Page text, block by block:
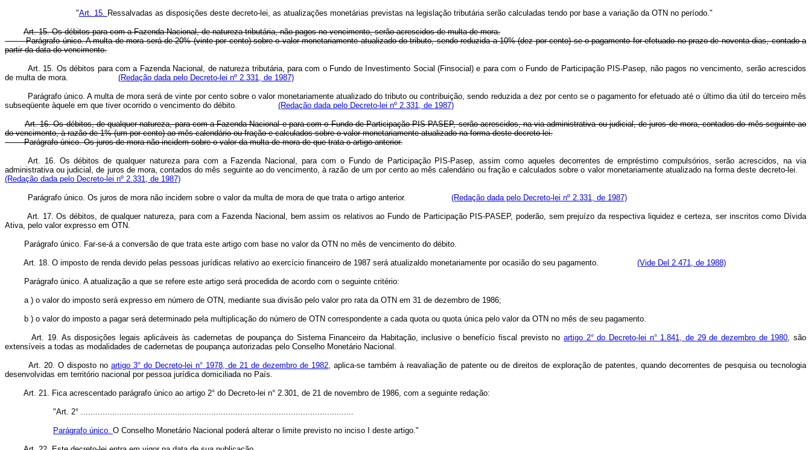
"Art. 15. Ressalvadas as disposições deste decreto-lei, as atualizações monetárias previstas na legislação tributária serão calculadas tendo por base a variação da OTN no período."
Art. 15. Os débitos para com a Fazenda Nacional, de natureza tributária, não pagos no vencimento, serão acrescidos de multa de mora.
Parágrafo único. A multa de mora será de 20% (vinte por cento) sobre o valor monetariamente atualizado do tributo, sendo reduzida a 10% (dez por cento) se o pagamento for efetuado no prazo de noventa dias, contado a
partir da data do vencimento.
Art. 15. Os débitos para com a Fazenda Nacional, de natureza tributária, para com o Fundo de Investimento Social (Finsocial) e para com o Fundo de Participação PIS-Pasep, não pagos no vencimento, serão acrescidos
de multa de mora.
(Redação dada pelo Decreto-lei nº 2.331, de 1987)
Parágrafo único. A multa de mora será de vinte por cento sobre o valor monetariamente atualizado do tributo ou contribuição, sendo reduzida a dez por cento se o pagamento for efetuado até o último dia útil do terceiro mês
subseqüente àquele em que tiver ocorrido o vencimento do débito.
(Redação dada pelo Decreto-lei nº 2.331, de 1987)
Art. 16. Os débitos, de qualquer natureza, para com a Fazenda Nacional e para com o Fundo de Participação PIS-PASEP, serão acrescidos, na via administrativa ou judicial, de juros de mora, contados do mês seguinte ao
do vencimento, à razão de 1% (um por cento) ao mês calendário ou fração e calculados sobre o valor monetariamente atualizado na forma deste decreto-lei.
Parágrafo único. Os juros de mora não incidem sobre o valor da multa de mora de que trata o artigo anterior.
Art. 16. Os débitos de qualquer natureza para com a Fazenda Nacional, para com o Fundo de Participação PIS-Pasep, assim como aqueles decorrentes de empréstimo compulsórios, serão acrescidos, na via
administrativa ou judicial, de juros de mora, contados do mês seguinte ao do vencimento, à razão de um por cento ao mês calendário ou fração e calculados sobre o valor monetariamente atualizado na forma deste decreto-lei.
(Redação dada pelo Decreto-lei nº 2.331, de 1987)
Parágrafo único. Os juros de mora não incidem sobre o valor da multa de mora de que trata o artigo anterior. (Redação dada pelo Decreto-lei nº 2.331, de 1987)
Art. 17. Os débitos, de qualquer natureza, para com a Fazenda Nacional, bem assim os relativos ao Fundo de Participação PIS-PASEP, poderão, sem prejuízo da respectiva liquidez e certeza, ser inscritos como Dívida
Ativa, pelo valor expresso em OTN.
Parágrafo único. Far-se-á a conversão de que trata este artigo com base no valor da OTN no mês de vencimento do débito.
Art. 18. O imposto de renda devido pelas pessoas jurídicas relativo ao exercício financeiro de 1987 será atualizaldo monetariamente por ocasião do seu pagamento. (Vide Del 2.471, de 1988)
Parágrafo único. A atualização a que se refere este artigo será procedida de acordo com o seguinte critério:
a ) o valor do imposto será expresso em número de OTN, mediante sua divisão pelo valor pro rata da OTN em 31 de dezembro de 1986;
b ) o valor do imposto a pagar será determinado pela multiplicação do número de OTN correspondente a cada quota ou quota única pelo valor da OTN no mês de seu pagamento.
Art. 19. As disposições legais aplicáveis às cadernetas de poupança do Sistema Financeiro da Habitação, inclusive o benefício fiscal previsto noartigo 2° do Decreto-lei n° 1.841, de 29 de dezembro de 1980 , são
extensíveis a todas as modalidades de cadernetas de poupança autorizadas pelo Conselho Monetário Nacional.
Art. 20. O disposto no artigo 3° do Decreto-lei n° 1978, de 21 de dezembro de 1982 , aplica-se também à reavaliação de patente ou de direitos de exploração de patentes, quando decorrentes de pesquisa ou tecnologia
desenvolvidas em território nacional por pessoa jurídica domiciliada no País.
Art. 21. Fica acrescentado parágrafo único ao artigo 2° do Decreto-lei n° 2.301, de 21 de novembro de 1986, com a seguinte redação:
"Art. 2° .................................................................................................................
Parágrafo único. O Conselho Monetário Nacional poderá alterar o limite previsto no inciso I deste artigo."